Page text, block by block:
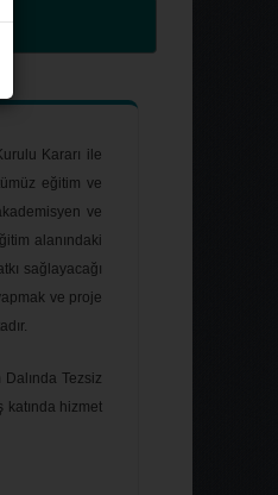
Kararı ile
eğitim ve
ve
alanındaki
sağlayacağı
ve proje
Tezsiz
katında hizmet